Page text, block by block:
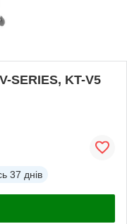
SERIES, KT-V5
37 днів